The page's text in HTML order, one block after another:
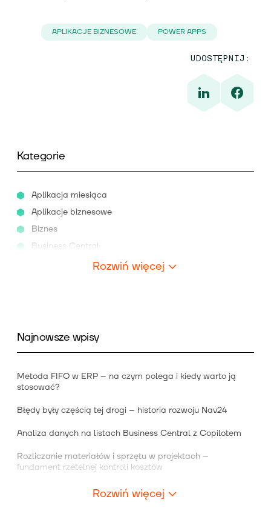
APLIKACJE BIZNESOWE POWER APPS
UDOSTĘPNIJ:
Kategorie
Aplikacja miesiąca
Aplikacje biznesowe
Biznes
Business Central
Rozwiń więcej
Najnowsze wpisy
Metoda FIFO w ERP – na czym polega i kiedy warto ją
stosować?
Błędy były częścią tej drogi – historia rozwoju Nav24
Analiza danych na listach Business Central z Copilotem
Rozliczanie materiałów i sprzętu w projektach –
fundament rzetelnej kontroli kosztów
Rozwiń więcej